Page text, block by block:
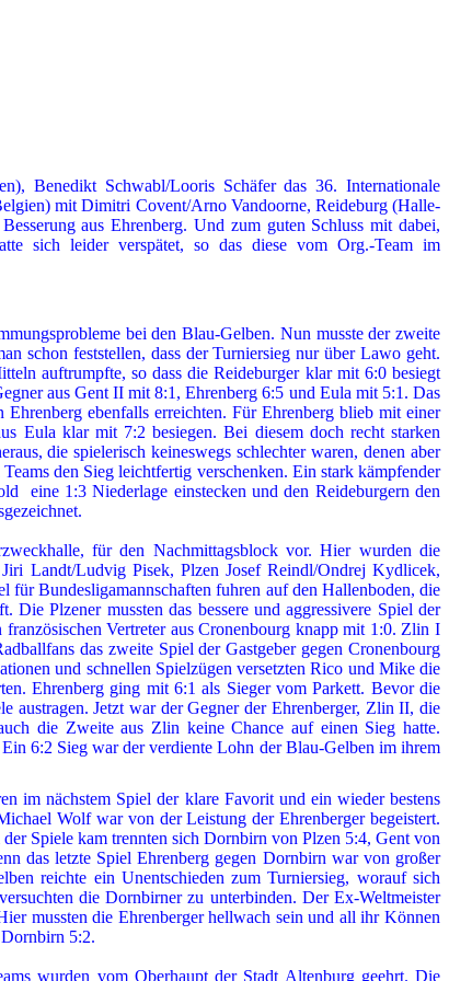
Benedikt Schwabl/Looris Schäfer das 36. Internationale
mit Dimitri Covent/Arno Vandoorne, Reideburg (Halle-
aus Ehrenberg. Und zum guten Schluss mit dabei,
sich leider verspätet, so das diese vom Org.-Team im
bei den Blau-Gelben. Nun musste der zweite
schon feststellen, dass der Turniersieg nur über Lawo geht.
auftrumpfte, so dass die Reideburger klar mit 6:0 besiegt
aus Gent II mit 8:1, Ehrenberg 6:5 und Eula mit 5:1. Das
Ehrenberg ebenfalls erreichten. Für Ehrenberg blieb mit einer
Eula klar mit 7:2 besiegen. Bei diesem doch recht starken
die spielerisch keineswegs schlechter waren, denen aber
den Sieg leichtfertig verschenken. Ein stark kämpfender
eine 1:3 Niederlage einstecken und den Reideburgern den
für den Nachmittagsblock vor. Hier wurden die
Landt/Ludvig Pisek, Plzen Josef Reindl/Ondrej Kydlicek,
für Bundesligamannschaften fuhren auf den Hallenboden, die
Die Plzener mussten das bessere und aggressivere Spiel der
Vertreter aus Cronenbourg knapp mit 1:0. Zlin I
das zweite Spiel der Gastgeber gegen Cronenbourg
und schnellen Spielzügen versetzten Rico und Mike die
Ehrenberg ging mit 6:1 als Sieger vom Parkett. Bevor die
austragen. Jetzt war der Gegner der Ehrenberger, Zlin II, die
die Zweite aus Zlin keine Chance auf einen Sieg hatte.
6:2 Sieg war der verdiente Lohn der Blau-Gelben im ihrem
im nächstem Spiel der klare Favorit und ein wieder bestens
Wolf war von der Leistung der Ehrenberger begeistert.
Spiele kam trennten sich Dornbirn von Plzen 5:4, Gent von
das letzte Spiel Ehrenberg gegen Dornbirn war von großer
reichte ein Unentschieden zum Turniersieg, worauf sich
die Dornbirner zu unterbinden. Der Ex-Weltmeister
mussten die Ehrenberger hellwach sein und all ihr Können
5:2.
wurden vom Oberhaupt der Stadt Altenburg geehrt. Die